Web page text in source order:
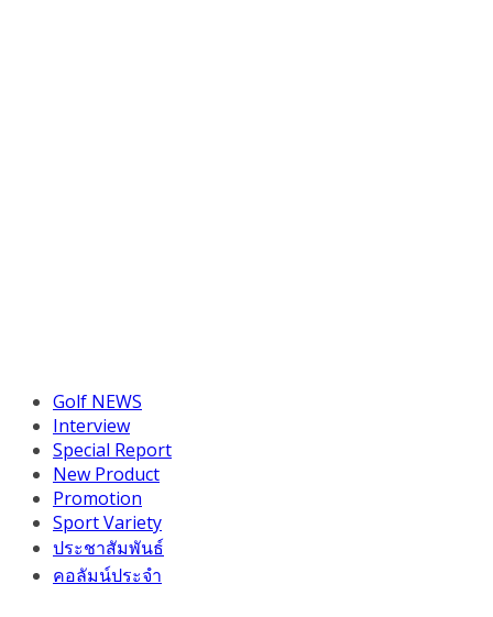
Golf NEWS
Interview
Special Report
New Product
Promotion
Sport Variety
ประชาสัมพันธ์
คอลัมน์ประจำ